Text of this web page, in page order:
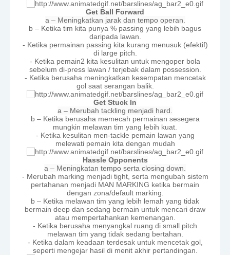
Get Ball Forward
a – Meningkatkan jarak dan tempo operan.
b – Ketika tim kita punya % passing yang lebih bagus
daripada lawan.
- Ketika permainan passing kita kurang menusuk (efektif)
di large pitch.
- Ketika pemain2 kita kesulitan untuk mengoper bola
sebelum di-press lawan / terjebak dalam possession.
- Ketika berusaha meningkatkan kesempatan mencetak
gol saat serangan balik.
Get Stuck In
a – Merubah tackling menjadi hard.
b – Ketika berusaha memecah permainan sesegera
mungkin melawan tim yang lebih kuat.
- Ketika kesulitan men-tackle pemain lawan yang
melewati pemain kita dengan mudah
Hassle Opponents
a – Meningkatan tempo serta closing down.
- Merubah marking menjadi tight, serta mengubah sistem
pertahanan menjadi MAN MARKING ketika bermain
dengan zona/default marking.
b – Ketika melawan tim yang lebih lemah yang tidak
bermain deep dan sedang bermain untuk mencari draw
atau mempertahankan kemenangan.
- Ketika berusaha menyangkal ruang di small pitch
melawan tim yang tidak sedang bertahan.
- Ketika dalam keadaan terdesak untuk mencetak gol,
seperti mengejar hasil di menit akhir pertandingan.